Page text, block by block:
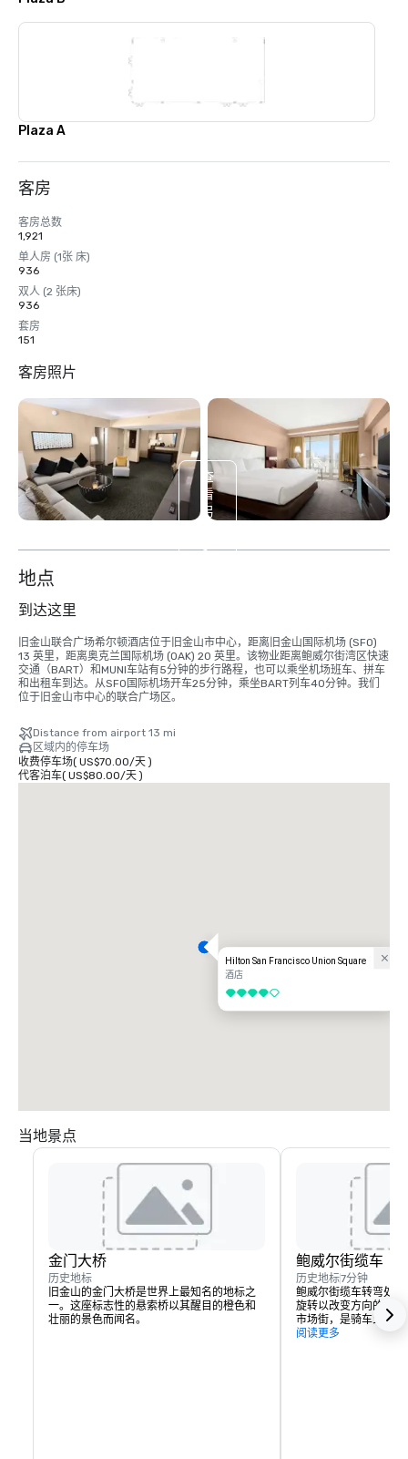
Plaza A
客房
客房总数
1,921
单人房 (1张 床)
936
双人 (2 张床)
936
套房
151
客房照片
查
看
另
6
地点
到达这里
旧金山联合广场希尔顿酒店位于旧金山市中心，距离旧金山国际机场 (SFO)
13 英里，距离奥克兰国际机场 (OAK) 20 英里。该物业距离鲍威尔街湾区快速
交通（BART）和MUNI车站有5分钟的步行路程，也可以乘坐机场班车、拼车
和出租车到达。从SFO国际机场开车25分钟，乘坐BART列车40分钟。我们
位于旧金山市中心的联合广场区。
Distance from airport 13 mi
区域内的停车场
收费停车场( US$70.00/天)
代客泊车( US$80.00/天)
Hilton San Francisco Union Square
酒店
4/5
当地景点
金门大桥
历史地标
旧金山的金门大桥是世界上最知名的地标之
一。这座标志性的悬索桥以其醒目的橙色和
壮丽的景色而闻名。
鲍威尔街缆车
历史地标7分钟
鲍威尔街缆车转弯处
旋转以改变方向的地
市场街，是骑车穿越
起点。
阅读更多